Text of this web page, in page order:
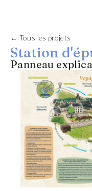
← Tous les projets
Station
Panneau